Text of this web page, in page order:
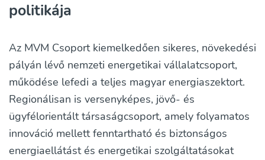
politikája
Az MVM Csoport kiemelkedően sikeres, növekedési
pályán lévő nemzeti energetikai vállalatcsoport,
működése lefedi a teljes magyar energiaszektort.
Regionálisan is versenyképes, jövő- és
ügyfélorientált társaságcsoport, amely folyamatos
innováció mellett fenntartható és biztonságos
energiaellátást és energetikai szolgáltatásokat